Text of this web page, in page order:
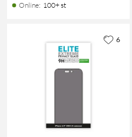
Online: 100+ st
6